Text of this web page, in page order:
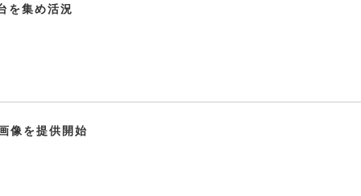
を集め活況
像を提供開始